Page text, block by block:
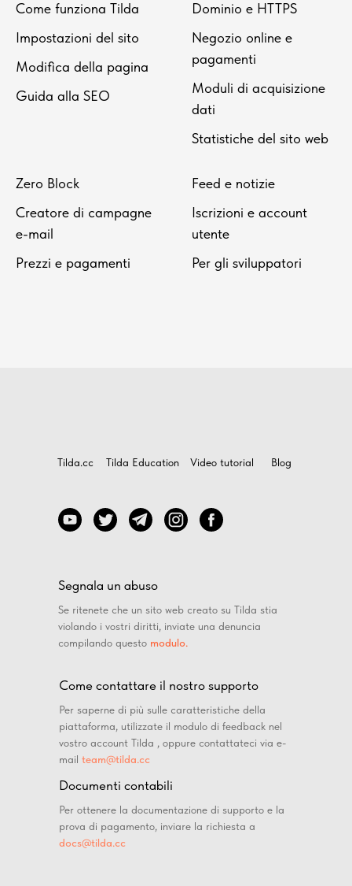
Come funziona Tilda
Impostazioni del sito
Modifica della pagina
Guida alla SEO
Dominio e HTTPS
Negozio online e
pagamenti
Moduli di acquisizione
dati
Statistiche del sito web
Zero Block
Creatore di campagne
e-mail
Prezzi e pagamenti
Feed e notizie
Iscrizioni e account
utente
Per gli sviluppatori
Tilda.cc Tilda Education Video tutorial Blog
Segnala un abuso
Se ritenete che un sito web creato su Tilda stia
violando i vostri diritti, inviate una denuncia
compilando questo modulo.
Come contattare il nostro supporto
Per saperne di più sulle caratteristiche della
piattaforma, utilizzate il modulo di feedback nel
vostro account Tilda , oppure contattateci via e-
mail team@tilda.cc
Documenti contabili
Per ottenere la documentazione di supporto e la
prova di pagamento, inviare la richiesta a
docs@tilda.cc